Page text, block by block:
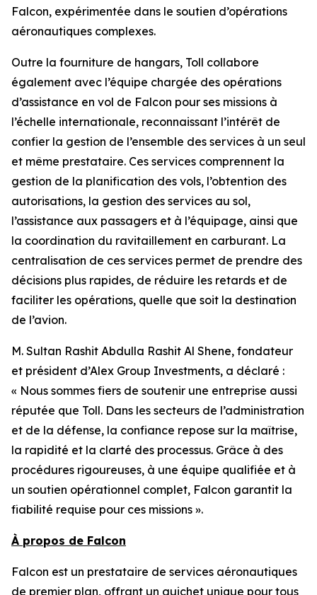
Falcon, expérimentée dans le soutien d’opérations
aéronautiques complexes.
Outre la fourniture de hangars, Toll collabore
également avec l’équipe chargée des opérations
d’assistance en vol de Falcon pour ses missions à
l’échelle internationale, reconnaissant l’intérêt de
confier la gestion de l’ensemble des services à un seul
et même prestataire. Ces services comprennent la
gestion de la planification des vols, l’obtention des
autorisations, la gestion des services au sol,
l’assistance aux passagers et à l’équipage, ainsi que
la coordination du ravitaillement en carburant. La
centralisation de ces services permet de prendre des
décisions plus rapides, de réduire les retards et de
faciliter les opérations, quelle que soit la destination
de l’avion.
M. Sultan Rashit Abdulla Rashit Al Shene, fondateur
et président d’Alex Group Investments, a déclaré :
« Nous sommes fiers de soutenir une entreprise aussi
réputée que Toll. Dans les secteurs de l’administration
et de la défense, la confiance repose sur la maîtrise,
la rapidité et la clarté des processus. Grâce à des
procédures rigoureuses, à une équipe qualifiée et à
un soutien opérationnel complet, Falcon garantit la
fiabilité requise pour ces missions ».
À propos de Falcon
Falcon est un prestataire de services aéronautiques
de premier plan, offrant un guichet unique pour tous